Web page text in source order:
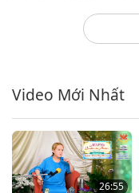
1:10
Video Mới Nhất
26:55